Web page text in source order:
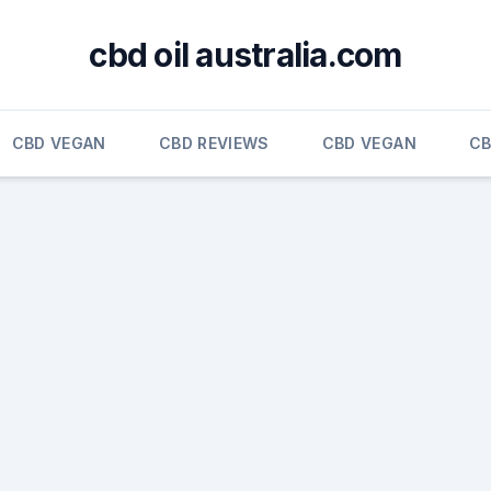
cbd oil australia.com
CBD VEGAN CBD REVIEWS CBD VEGAN